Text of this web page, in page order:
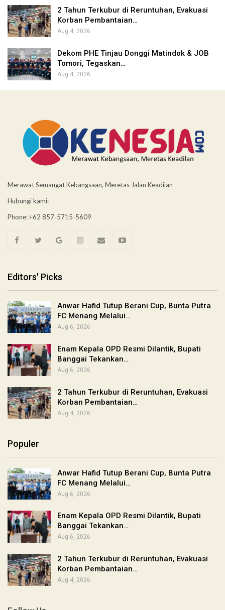
2 Tahun Terkubur di Reruntuhan, Evakuasi
Korban Pembantaian…
Aug 4, 2026
Dekom PHE Tinjau Donggi Matindok & JOB
Tomori, Tegaskan…
Aug 4, 2026
Merawat Semangat Kebangsaan, Meretas Jalan Keadilan
Hubungi kami:
Phone: +62 857-5715-5609
Editors' Picks
Anwar Hafid Tutup Berani Cup, Bunta Putra
FC Menang Melalui…
Aug 6, 2026
Enam Kepala OPD Resmi Dilantik, Bupati
Banggai Tekankan…
Aug 6, 2026
2 Tahun Terkubur di Reruntuhan, Evakuasi
Korban Pembantaian…
Aug 4, 2026
Populer
Anwar Hafid Tutup Berani Cup, Bunta Putra
FC Menang Melalui…
Aug 6, 2026
Enam Kepala OPD Resmi Dilantik, Bupati
Banggai Tekankan…
Aug 6, 2026
2 Tahun Terkubur di Reruntuhan, Evakuasi
Korban Pembantaian…
Aug 4, 2026